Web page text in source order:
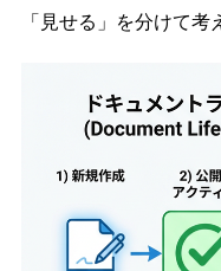
「見せる」を分けて考